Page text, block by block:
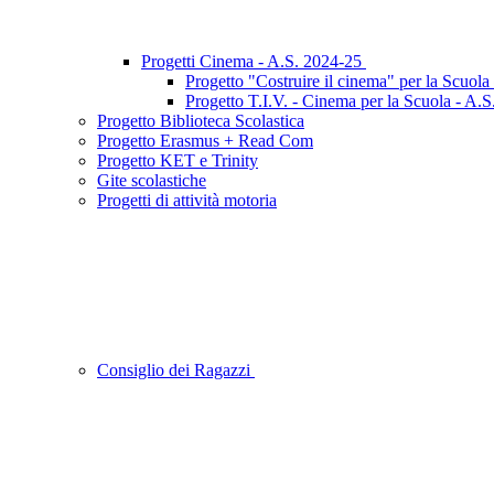
Progetti Cinema - A.S. 2024-25
Progetto "Costruire il cinema" per la
Progetto T.I.V. - Cinema per la Scuola -
Progetto Biblioteca Scolastica
Progetto Erasmus + Read Com
Progetto KET e Trinity
Gite scolastiche
Progetti di attività motoria
Consiglio dei Ragazzi